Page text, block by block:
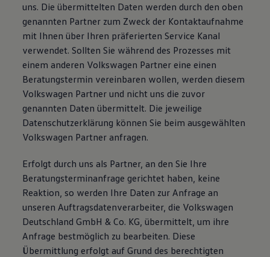
uns. Die übermittelten Daten werden durch den oben
genannten Partner zum Zweck der Kontaktaufnahme
mit Ihnen über Ihren präferierten Service Kanal
verwendet. Sollten Sie während des Prozesses mit
einem anderen Volkswagen Partner eine einen
Beratungstermin vereinbaren wollen, werden diesem
Volkswagen Partner und nicht uns die zuvor
genannten Daten übermittelt. Die jeweilige
Datenschutzerklärung können Sie beim ausgewählten
Volkswagen Partner anfragen.
Erfolgt durch uns als Partner, an den Sie Ihre
Beratungsterminanfrage gerichtet haben, keine
Reaktion, so werden Ihre Daten zur Anfrage an
unseren Auftragsdatenverarbeiter, die Volkswagen
Deutschland GmbH & Co. KG, übermittelt, um ihre
Anfrage bestmöglich zu bearbeiten. Diese
Übermittlung erfolgt auf Grund des berechtigten